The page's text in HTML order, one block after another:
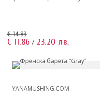
€ 14.83
€ 11.86 / 23.20 лв.
YANAMUSHING.COM